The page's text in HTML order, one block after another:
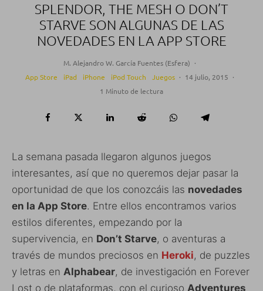
SPLENDOR, THE MESH O DON’T
STARVE SON ALGUNAS DE LAS
NOVEDADES EN LA APP STORE
M. Alejandro W. García Fuentes (Esfera) ·
App Store
iPad iPhone iPod Touch Juegos · 14 julio, 2015 ·
1 Minuto de lectura
La semana pasada llegaron algunos juegos
interesantes, así que no queremos dejar pasar la
oportunidad de que los conozcáis las novedades
en la App Store. Entre ellos encontramos varios
estilos diferentes, empezando por la
supervivencia, en Don’t Starve, o aventuras a
través de mundos preciosos en Heroki, de puzzles
y letras en Alphabear, de investigación en Forever
Lost o de plataformas, con el curioso Adventures